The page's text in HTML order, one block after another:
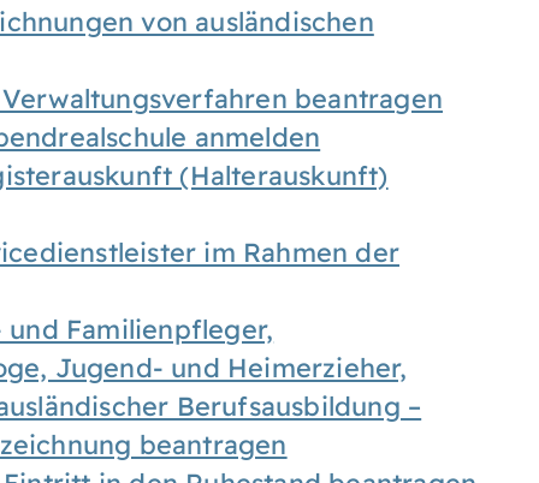
von ausländischen
beantragen
anmelden
(Halterauskunft)
im Rahmen der
Familienpfleger,
Jugend- und Heimerzieher,
Berufsausbildung –
beantragen